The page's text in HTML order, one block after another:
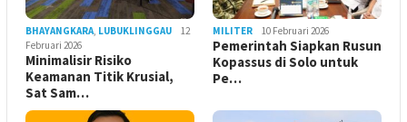
BHAYANGKARA, LUBUKLINGGAU
12
Februari 2026
Minimalisir Risiko
Keamanan Titik Krusial,
Sat Sam…
MILITER 10 Februari 2026
Pemerintah Siapkan Rusun
Kopassus di Solo untuk
Pe…